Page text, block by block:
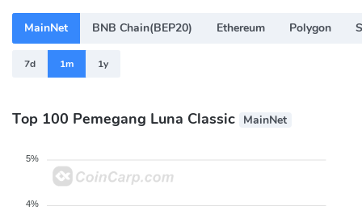
MainNet BNB Chain(BEP20) Ethereum Polygon
7d 1m 1y
Top 100 Pemegang Luna Classic MainNet
5%
4%